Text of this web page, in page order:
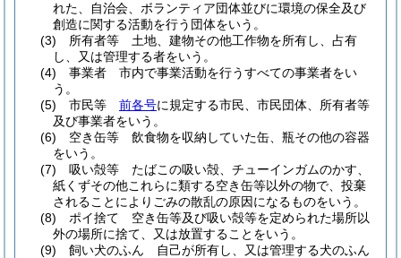
れた、自治会、ボランティア団体並びに環境の保全及び
創造に関する活動を行う団体をいう。
(3)
所有者等 土地、建物その他工作物を所有し、占有
し、又は管理する者をいう。
(4)
事業者 市内で事業活動を行うすべての事業者をい
う。
(5)
市民等 前各号に規定する市民、市民団体、所有者等
及び事業者をいう。
(6)
空き缶等 飲食物を収納していた缶、瓶その他の容器
をいう。
(7)
吸い殻等 たばこの吸い殻、チューインガムのかす、
紙くずその他これらに類する空き缶等以外の物で、投棄
されることによりごみの散乱の原因になるものをいう。
(8)
ポイ捨て 空き缶等及び吸い殻等を定められた場所以
外の場所に捨て、又は放置することをいう。
(9)
飼い犬のふん 自己が所有し、又は管理する犬のふん